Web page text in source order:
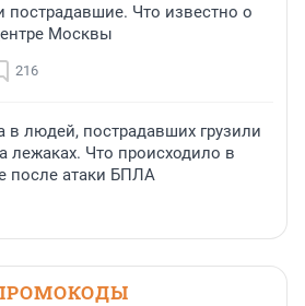
пострадавшие. Что известно о
Москвы
216
в людей, пострадавших грузили
лежаках. Что происходило в
после атаки БПЛА